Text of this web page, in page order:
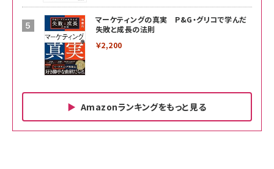
マーケティングの真実 P&G・グリコで学んだ
失敗と成長の法則
￥2,200
Amazonランキングをもっと見る